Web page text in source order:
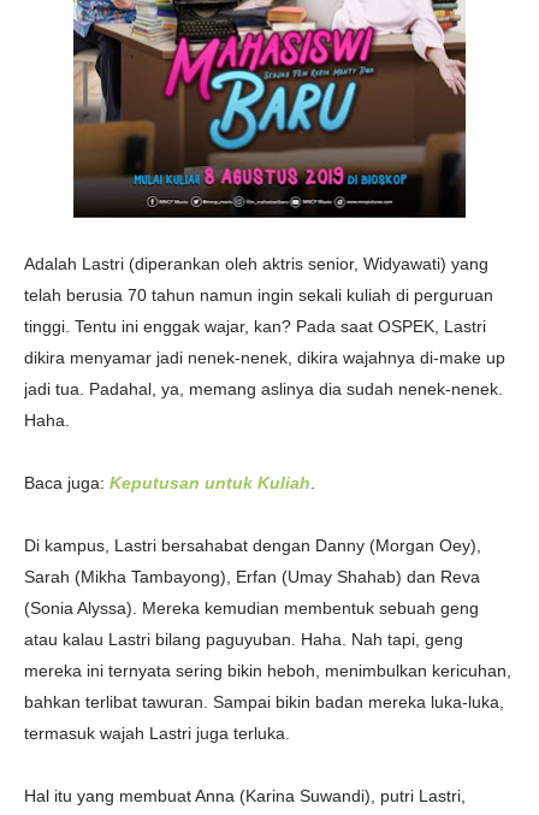
Adalah Lastri (diperankan oleh aktris senior, Widyawati) yang
telah berusia 70 tahun namun ingin sekali kuliah di perguruan
tinggi. Tentu ini enggak wajar, kan? Pada saat OSPEK, Lastri
dikira menyamar jadi nenek-nenek, dikira wajahnya di-make up
jadi tua. Padahal, ya, memang aslinya dia sudah nenek-nenek.
Haha.
Baca juga: Keputusan untuk Kuliah
Di kampus, Lastri bersahabat dengan Danny (Morgan Oey),
Sarah (Mikha Tambayong), Erfan (Umay Shahab) dan Reva
(Sonia Alyssa). Mereka kemudian membentuk sebuah geng
atau kalau Lastri bilang paguyuban. Haha. Nah tapi, geng
mereka ini ternyata sering bikin heboh, menimbulkan kericuhan,
bahkan terlibat tawuran. Sampai bikin badan mereka luka-luka,
termasuk wajah Lastri juga terluka.
Hal itu yang membuat Anna (Karina Suwandi), putri Lastri,